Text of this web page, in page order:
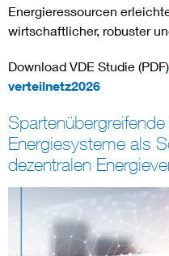
Energieressourcen
wirtschaftlicher, robuster
Download VDE Studie
verteilnetz2026
Energiesysteme als
dezentralen